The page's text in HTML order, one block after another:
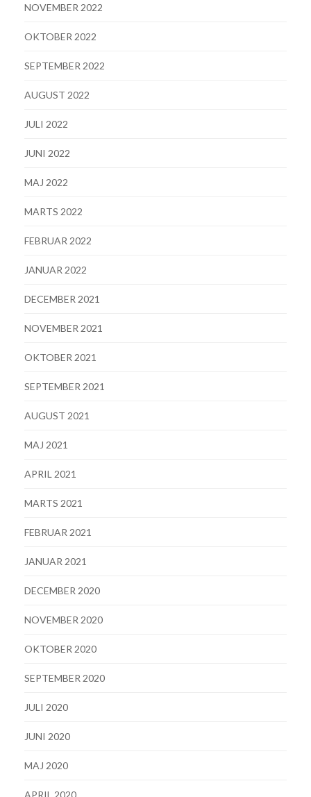
NOVEMBER 2022
OKTOBER 2022
SEPTEMBER 2022
AUGUST 2022
JULI 2022
JUNI 2022
MAJ 2022
MARTS 2022
FEBRUAR 2022
JANUAR 2022
DECEMBER 2021
NOVEMBER 2021
OKTOBER 2021
SEPTEMBER 2021
AUGUST 2021
MAJ 2021
APRIL 2021
MARTS 2021
FEBRUAR 2021
JANUAR 2021
DECEMBER 2020
NOVEMBER 2020
OKTOBER 2020
SEPTEMBER 2020
JULI 2020
JUNI 2020
MAJ 2020
APRIL 2020